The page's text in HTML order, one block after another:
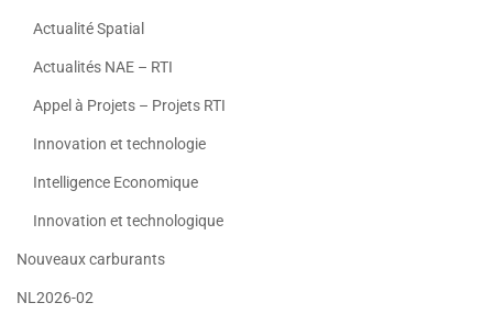
Actualité Spatial
Actualités NAE – RTI
Appel à Projets – Projets RTI
Innovation et technologie
Intelligence Economique
Innovation et technologique
Nouveaux carburants
NL2026-02